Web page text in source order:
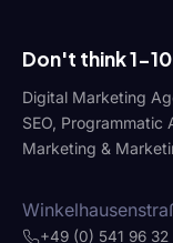
Don't think 1-
Digital Marketing
SEO,
Marketing &
+49 (0) 541 96 32